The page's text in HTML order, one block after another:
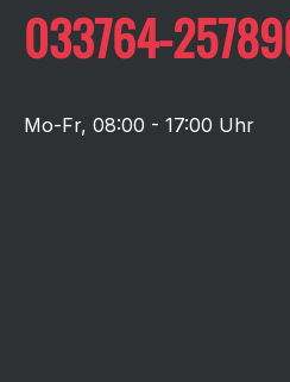
033764-
Mo-Fr, 08:00 - 17:00 Uhr